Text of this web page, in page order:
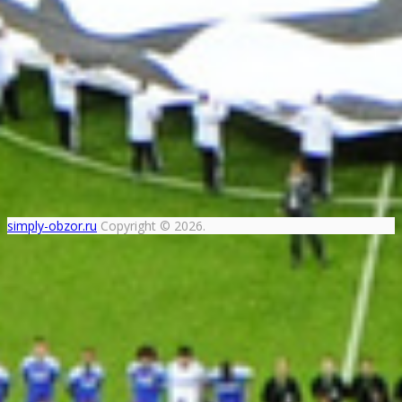
simply-obzor.ru Copyright © 2026.